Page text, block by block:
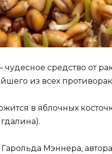
средство от
из всех
в яблочных
Мэннера,